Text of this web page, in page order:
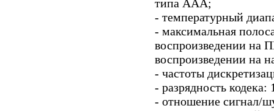
типа ААА;
- температурный
- максимальная
воспроизведении на
воспроизведении на
- частоты
- разрядность кодека:
- отношение сигнал/